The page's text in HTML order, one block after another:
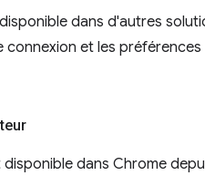
dans d'autres
connexion et les
dans Chrome